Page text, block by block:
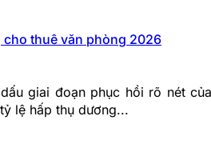
cho thuê văn phòng 2026
giai đoạn phục hồi rõ nét
lệ hấp thụ dương...